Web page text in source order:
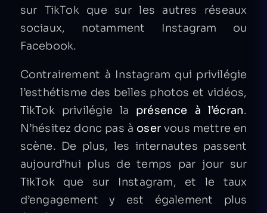
sur TikTok que sur les autres réseaux
sociaux, notamment Instagram ou
Facebook.
Contrairement à Instagram qui privilégie
l’esthétisme des belles photos et vidéos,
TikTok privilégie la présence à l’écran.
N’hésitez donc pas à oser vous mettre en
scène. De plus, les internautes passent
aujourd’hui plus de temps par jour sur
TikTok que sur Instagram, et le taux
d’engagement y est également plus